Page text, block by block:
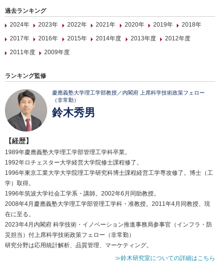
過去ランキング
2024年
2023年 2022年 2021年 2020年 2019年
2018年
2017年
2016年 2015年 2014年度 2013年度
2012年度
2011年度
2009年度
ランキング監修
慶應義塾大学理工学部教授／内閣府 上席科学技術政策フェロー
（非常勤）
鈴木秀男
【経歴】
1989年慶應義塾大学理工学部管理工学科卒業。
1992年ロチェスター大学経営大学院修士課程修了。
1996年東京工業大学大学院理工学研究科博士課程経営工学専攻修了。博士（工
学）取得。
1996年筑波大学社会工学系・講師。2002年6月同助教授。
2008年4月慶應義塾大学理工学部管理工学科・准教授。2011年4月同教授、現
在に至る。
2023年4月内閣府 科学技術・イノベーション推進事務局参事官（インフラ・防
災担当）付上席科学技術政策フェロー（非常勤）
研究分野は応用統計解析、品質管理、マーケティング。
≫鈴木研究室についての詳細はこちら